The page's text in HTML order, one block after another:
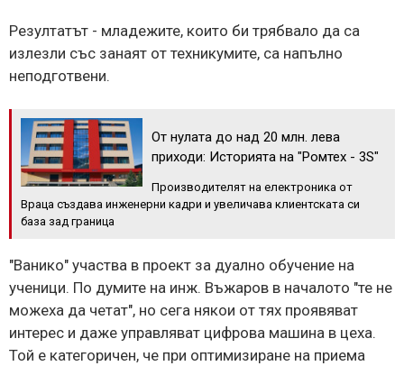
Резултатът - младежите, които би трябвало да са
излезли със занаят от техникумите, са напълно
неподготвени.
От нулата до над 20 млн. лева
приходи: Историята на "Ромтех - 3S"
Производителят на електроника от
Враца създава инженерни кадри и увеличава клиентската си
база зад граница
"Ванико" участва в проект за дуално обучение на
ученици. По думите на инж. Въжаров в началото "те не
можеха да четат", но сега някои от тях проявяват
интерес и даже управляват цифрова машина в цеха.
Той е категоричен, че при оптимизиране на приема